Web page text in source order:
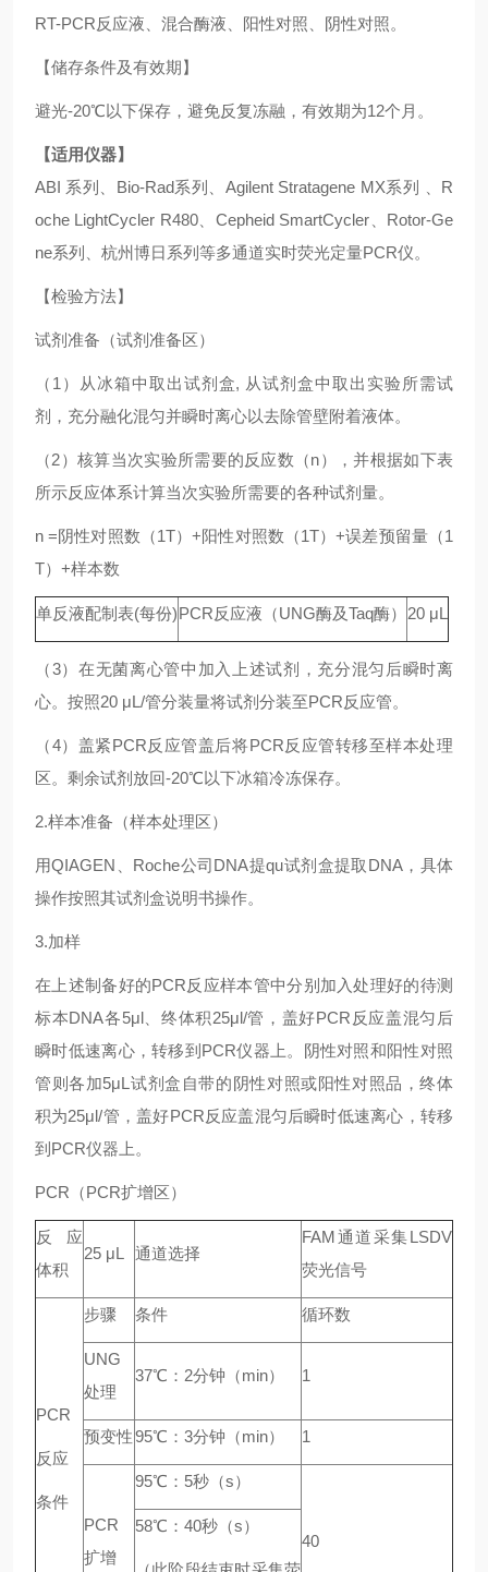
RT-PCR反应液、混合酶液、阳性对照、阴性对照。
【储存条件及有效期】
避光-20℃以下保存，避免反复冻融，有效期为12个月。
【适用仪器】
ABI 系列、Bio-Rad系列、Agilent Stratagene MX系列 、R
oche LightCycler R480、Cepheid SmartCycler、Rotor-Ge
ne系列、杭州博日系列等多通道实时荧光定量PCR仪。
【检验方法】
试剂准备（试剂准备区）
（1）从冰箱中取出试剂盒, 从试剂盒中取出实验所需试
剂，充分融化混匀并瞬时离心以去除管壁附着液体。
（2）核算当次实验所需要的反应数（n），并根据如下表
所示反应体系计算当次实验所需要的各种试剂量。
n =阴性对照数（1T）+阳性对照数（1T）+误差预留量（1
T）+样本数
单反液配制表(每份)PCR反应液（UNG酶及Taq酶） 20 μL
（3）在无菌离心管中加入上述试剂，充分混匀后瞬时离
心。按照20 μL/管分装量将试剂分装至PCR反应管。
（4）盖紧PCR反应管盖后将PCR反应管转移至样本处理
区。剩余试剂放回-20℃以下冰箱冷冻保存。
2.样本准备（样本处理区）
用QIAGEN、Roche公司DNA提qu试剂盒提取DNA，具体
操作按照其试剂盒说明书操作。
3.加样
在上述制备好的PCR反应样本管中分别加入处理好的待测
标本DNA各5μl、终体积25μl/管，盖好PCR反应盖混匀后
瞬时低速离心，转移到PCR仪器上。阴性对照和阳性对照
管则各加5μL试剂盒自带的阴性对照或阳性对照品，终体
积为25μl/管，盖好PCR反应盖混匀后瞬时低速离心，转移
到PCR仪器上。
PCR（PCR扩增区）
反应
体积
25 μL 通道选择
FAM通道采集LSDV
荧光信号
PCR
反应
条件
步骤 条件 循环数
UNG
处理
37℃：2分钟（min） 1
预变性95℃：3分钟（min） 1
PCR
扩增
95℃：5秒（s）
40
58℃：40秒（s）